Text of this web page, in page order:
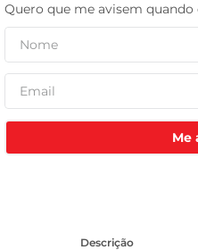
Me
Descrição
leite pó